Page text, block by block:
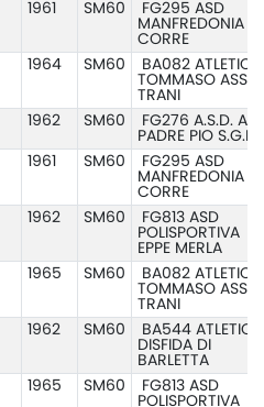
1961 SM60
FG295 ASD
MANFREDONIA
CORRE
1964 SM60
BA082 ATLETICA
TOMMASO ASSI
TRANI
1962 SM60
FG276 A.S.D.
PADRE PIO S.G.R.
1961 SM60
FG295 ASD
MANFREDONIA
CORRE
1962 SM60
FG813 ASD
POLISPORTIVA
EPPE MERLA
1965 SM60
BA082 ATLETICA
TOMMASO ASSI
TRANI
1962 SM60
BA544 ATLETICA
DISFIDA DI
BARLETTA
1965 SM60
FG813 ASD
POLISPORTIVA